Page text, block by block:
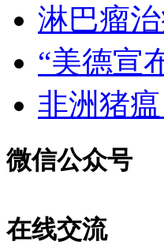
淋巴瘤
“美德宣
非洲猪
微信公众号
在线交流